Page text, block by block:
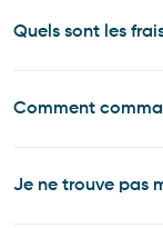
Quels sont les
Comment
Je ne trouve pas